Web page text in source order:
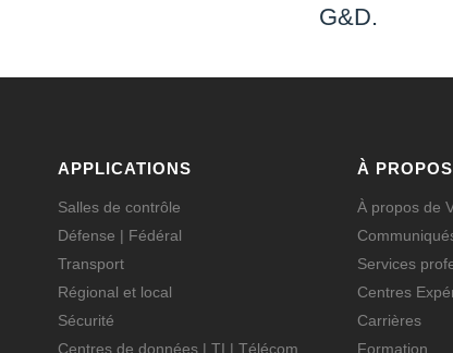
G&D.
APPLICATIONS
Salles de contrôle
Défense | Fédéral
Transport
Régional et local
Sécurité
Centres de données | TI | Télécom
À PROPOS
À propos de
Services
Centres
Carrières
Formation